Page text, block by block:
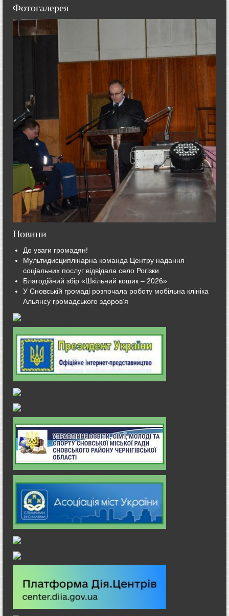
Фотогалерея
Новини
До уваги громадян!
Мультидисциплінарна команда Центру надання
соціальних послуг відвідала село Рогізки
Благодійний збір «Шкільний кошик – 2026»
У Сновській громаді розпочала роботу мобільна клініка
Альянсу громадського здоров’я